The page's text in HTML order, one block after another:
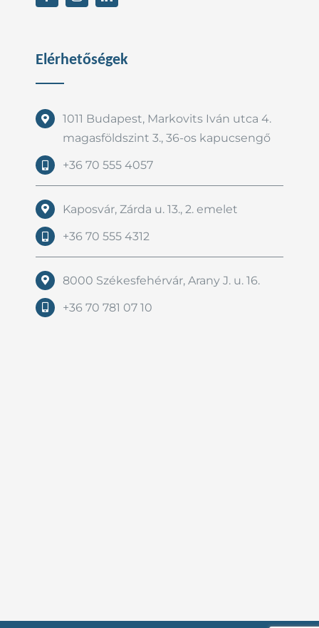
Elérhetőségek
1011 Budapest, Markovits Iván utca 4.
magasföldszint 3., 36-os kapucsengő
+36 70 555 4057
Kaposvár, Zárda u. 13., 2. emelet
+36 70 555 4312
8000 Székesfehérvár, Arany J. u. 16.
+36 70 781 07 10